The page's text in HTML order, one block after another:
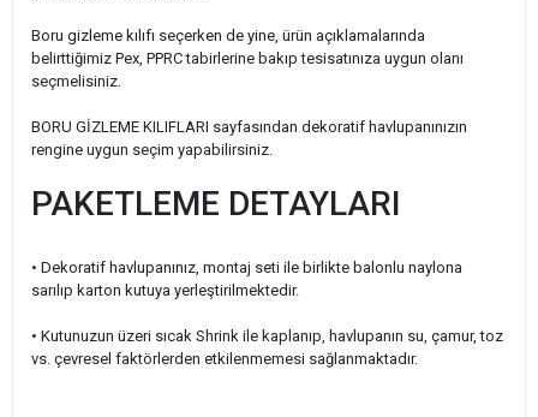
Boru gizleme kılıfı seçerken de yine, ürün açıklamalarında
belirttiğimiz Pex, PPRC tabirlerine bakıp tesisatınıza uygun olanı
seçmelisiniz.
BORU GİZLEME KILIFLARI sayfasından dekoratif havlupanınızın
rengine uygun seçim yapabilirsiniz.
PAKETLEME DETAYLARI
• Dekoratif havlupanınız, montaj seti ile birlikte balonlu naylona
sarılıp karton kutuya yerleştirilmektedir.
• Kutunuzun üzeri sıcak Shrink ile kaplanıp, havlupanın su, çamur, toz
vs. çevresel faktörlerden etkilenmemesi sağlanmaktadır.